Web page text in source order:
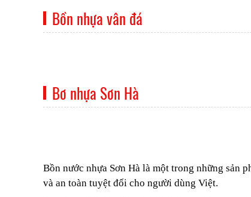
Bồn nhựa vân đá
Bơ nhựa Sơn Hà
Bồn nước nhựa Sơn Hà là một trong những sản
và an toàn tuyệt đối cho người dùng Việt.